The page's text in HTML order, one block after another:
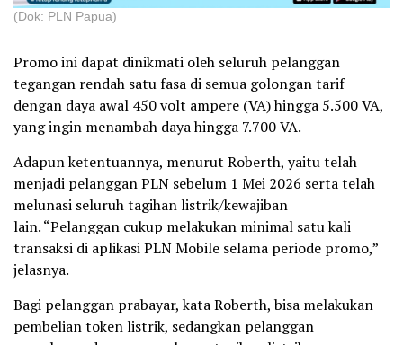
(Dok: PLN Papua)
Promo ini dapat dinikmati oleh seluruh pelanggan
tegangan rendah satu fasa di semua golongan tarif
dengan daya awal 450 volt ampere (VA) hingga 5.500 VA,
yang ingin menambah daya hingga 7.700 VA.
Adapun ketentuannya, menurut Roberth, yaitu telah
menjadi pelanggan PLN sebelum 1 Mei 2026 serta telah
melunasi seluruh tagihan listrik/kewajiban
lain. “Pelanggan cukup melakukan minimal satu kali
transaksi di aplikasi PLN Mobile selama periode promo,”
jelasnya.
Bagi pelanggan prabayar, kata Roberth, bisa melakukan
pembelian token listrik, sedangkan pelanggan